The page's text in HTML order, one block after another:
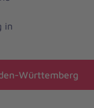
in
Württemberg